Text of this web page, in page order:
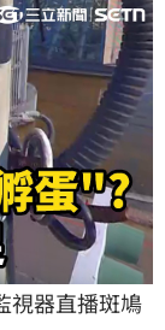
視器直播斑鳩